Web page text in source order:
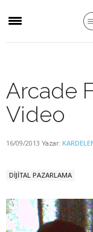
Arcade
Video
16/09/2013 Yazar:
DİJİTAL PAZARLAMA